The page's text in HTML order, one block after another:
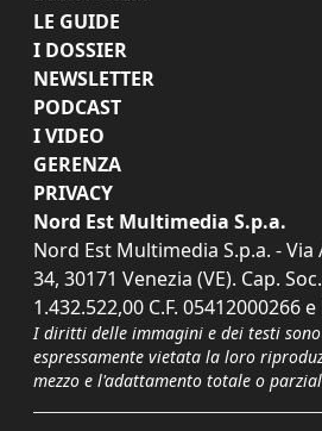
LE GUIDE
I DOSSIER
NEWSLETTER
PODCAST
I VIDEO
GERENZA
PRIVACY
Nord Est Multimedia S.p.a.
Nord Est Multimedia S.p.a. -
34, 30171 Venezia (VE). Cap.
1.432.522,00 C.F. 05412000266 e
I diritti delle immagini e dei testi
espressamente vietata la loro
mezzo e l'adattamento totale o